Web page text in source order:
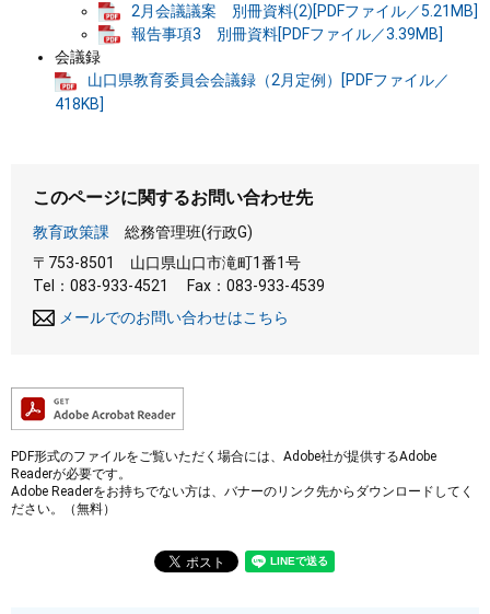
2月会議議案 別冊資料(2)[PDFファイル／5.21MB]
報告事項3 別冊資料[PDFファイル／3.39MB]
会議録
山口県教育委員会会議録（2月定例）[PDFファイル／
418KB]
このページに関するお問い合わせ先
教育政策課
総務管理班(行政G)
〒753-8501
山口県山口市滝町1番1号
Tel：083-933-4521
Fax：083-933-4539
メールでのお問い合わせはこちら
PDF形式のファイルをご覧いただく場合には、Adobe社が提供するAdobe
Readerが必要です。
Adobe Readerをお持ちでない方は、バナーのリンク先からダウンロードしてく
ださい。（無料）